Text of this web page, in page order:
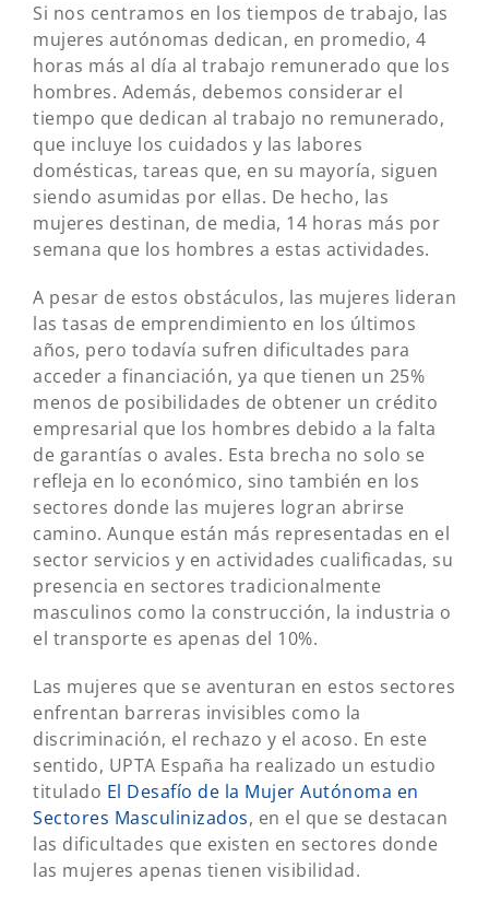
Si nos centramos en los tiempos de trabajo, las
mujeres autónomas dedican, en promedio, 4
horas más al día al trabajo remunerado que los
hombres. Además, debemos considerar el
tiempo que dedican al trabajo no remunerado,
que incluye los cuidados y las labores
domésticas, tareas que, en su mayoría, siguen
siendo asumidas por ellas. De hecho, las
mujeres destinan, de media, 14 horas más por
semana que los hombres a estas actividades.
A pesar de estos obstáculos, las mujeres lideran
las tasas de emprendimiento en los últimos
años, pero todavía sufren dificultades para
acceder a financiación, ya que tienen un 25%
menos de posibilidades de obtener un crédito
empresarial que los hombres debido a la falta
de garantías o avales. Esta brecha no solo se
refleja en lo económico, sino también en los
sectores donde las mujeres logran abrirse
camino. Aunque están más representadas en el
sector servicios y en actividades cualificadas, su
presencia en sectores tradicionalmente
masculinos como la construcción, la industria o
el transporte es apenas del 10%.
Las mujeres que se aventuran en estos sectores
enfrentan barreras invisibles como la
discriminación, el rechazo y el acoso. En este
sentido, UPTA España ha realizado un estudio
titulado El Desafío de la Mujer Autónoma en
Sectores Masculinizados, en el que se destacan
las dificultades que existen en sectores donde
las mujeres apenas tienen visibilidad.